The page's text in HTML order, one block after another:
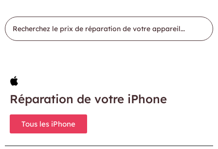
Réparation de votre iPhone
Tous les iPhone